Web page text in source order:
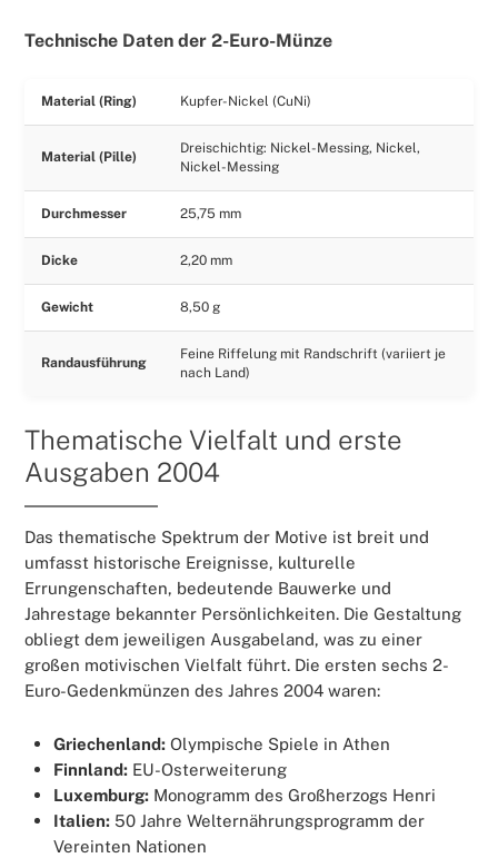
Technische Daten der 2-Euro-Münze
Material (Ring) Kupfer-Nickel (CuNi)
Material (Pille)
Dreischichtig: Nickel-Messing, Nickel,
Nickel-Messing
Durchmesser 25,75 mm
Dicke 2,20 mm
Gewicht 8,50 g
Randausführung
Feine Riffelung mit Randschrift (variiert je
nach Land)
Thematische Vielfalt und erste
Ausgaben 2004
Das thematische Spektrum der Motive ist breit und
umfasst historische Ereignisse, kulturelle
Errungenschaften, bedeutende Bauwerke und
Jahrestage bekannter Persönlichkeiten. Die Gestaltung
obliegt dem jeweiligen Ausgabeland, was zu einer
großen motivischen Vielfalt führt. Die ersten sechs 2-
Euro-Gedenkmünzen des Jahres 2004 waren:
Griechenland:Olympische Spiele in Athen
Finnland:EU-Osterweiterung
Luxemburg:Monogramm des Großherzogs Henri
Italien:50 Jahre Welternährungsprogramm der
Vereinten Nationen